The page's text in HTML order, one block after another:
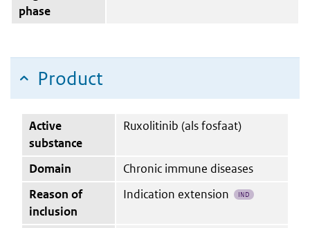
phase
Product
Active
substance
Ruxolitinib (als fosfaat)
Domain
Chronic immune diseases
Reason of
inclusion
Indication extension IND